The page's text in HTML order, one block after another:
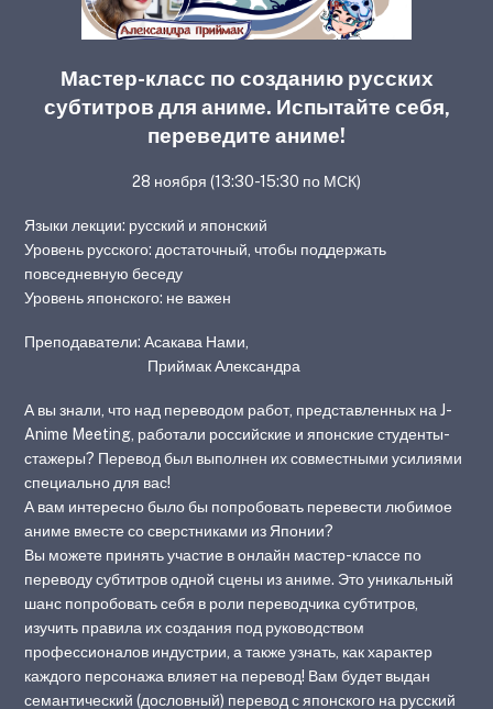
Мастер-класс по созданию русских
субтитров для аниме. Испытайте себя,
переведите аниме!
28 ноября (13:30-15:30 по МСК)
Языки лекции: русский и японский
Уровень русского: достаточный, чтобы поддержать
повседневную беседу
Уровень японского: не важен
Преподаватели: Асакава Нами,
Приймак Александра
А вы знали, что над переводом работ, представленных на J-
Anime Meeting, работали российские и японские студенты-
стажеры? Перевод был выполнен их совместными усилиями
специально для вас!
А вам интересно было бы попробовать перевести любимое
аниме вместе со сверстниками из Японии?
Вы можете принять участие в онлайн мастер-классе по
переводу субтитров одной сцены из аниме. Это уникальный
шанс попробовать себя в роли переводчика субтитров,
изучить правила их создания под руководством
профессионалов индустрии, а также узнать, как характер
каждого персонажа влияет на перевод! Вам будет выдан
семантический (дословный) перевод с японского на русскийTop